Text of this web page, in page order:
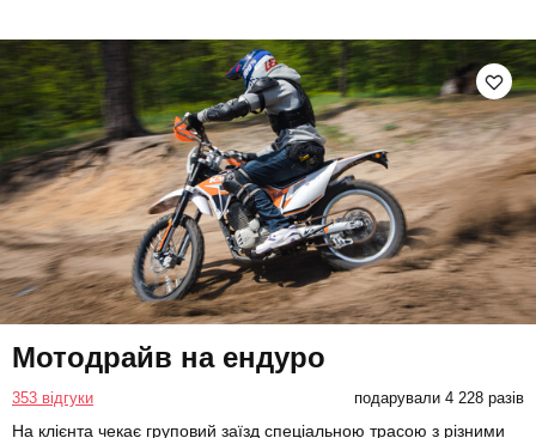
Мотодрайв на ендуро
353 відгуки подарували 4 228 разів
На клієнта чекає груповий заїзд спеціальною трасою з різними